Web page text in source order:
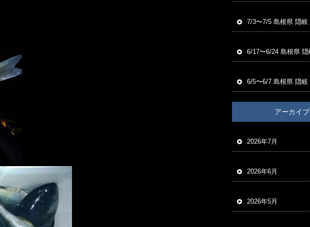
アーカイブ
2026年7月
2026年6月
2026年5月